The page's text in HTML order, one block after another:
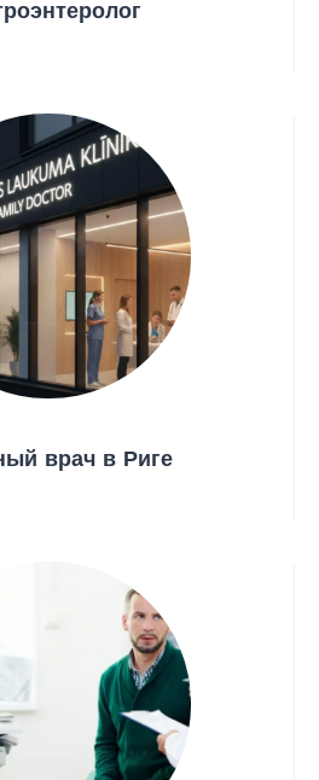
врач в Риге